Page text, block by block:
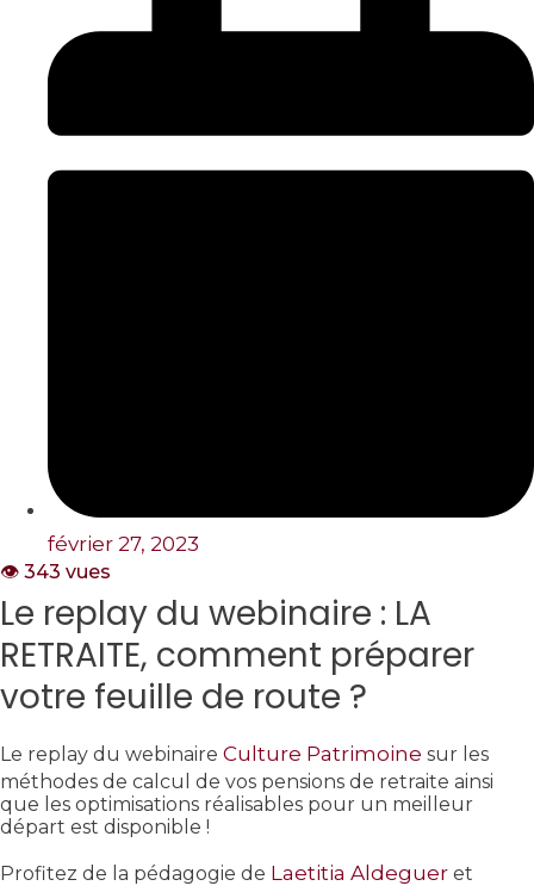
février 27, 2023
👁️ 343 vues
Le replay du webinaire : LA
RETRAITE, comment préparer
votre feuille de route ?
Le replay du webinaire Culture Patrimoine sur les
méthodes de calcul de vos pensions de retraite ainsi
que les optimisations réalisables pour un meilleur
départ est disponible !
Profitez de la pédagogie de Laetitia Aldeguer et